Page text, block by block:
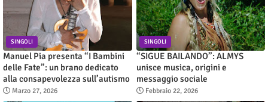
SINGOLI
Manuel Pia presenta “I Bambini
delle Fate”: un brano dedicato
alla consapevolezza sull’autismo
Marzo 27, 2026
SINGOLI
“SIGUE BAILANDO”: ALMYS
unisce musica, origini e
messaggio sociale
Febbraio 22, 2026